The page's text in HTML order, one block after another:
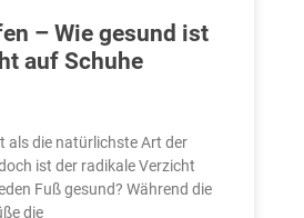
– Wie gesund ist
auf Schuhe
als die natürlichste Art der
ist der radikale Verzicht
Fuß gesund? Während die
die